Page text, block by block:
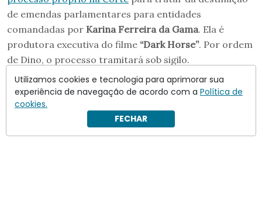
de emendas parlamentares para entidades
comandadas por Karina Ferreira da Gama. Ela é
produtora executiva do filme “Dark Horse”. Por ordem
de Dino, o processo tramitará sob sigilo.
Utilizamos cookies e tecnologia para aprimorar sua
experiência de navegação de acordo com a Política de
cookies.
FECHAR